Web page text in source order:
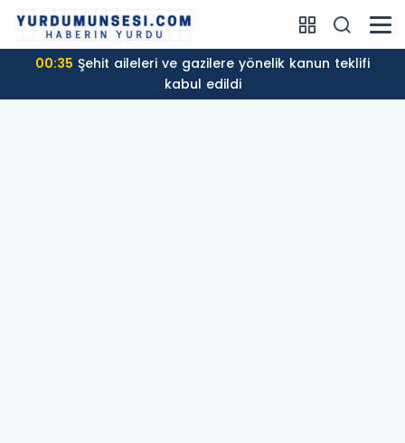
00:24Mohamed Salah, Trabzon'da coşkuyla
karşılandı!